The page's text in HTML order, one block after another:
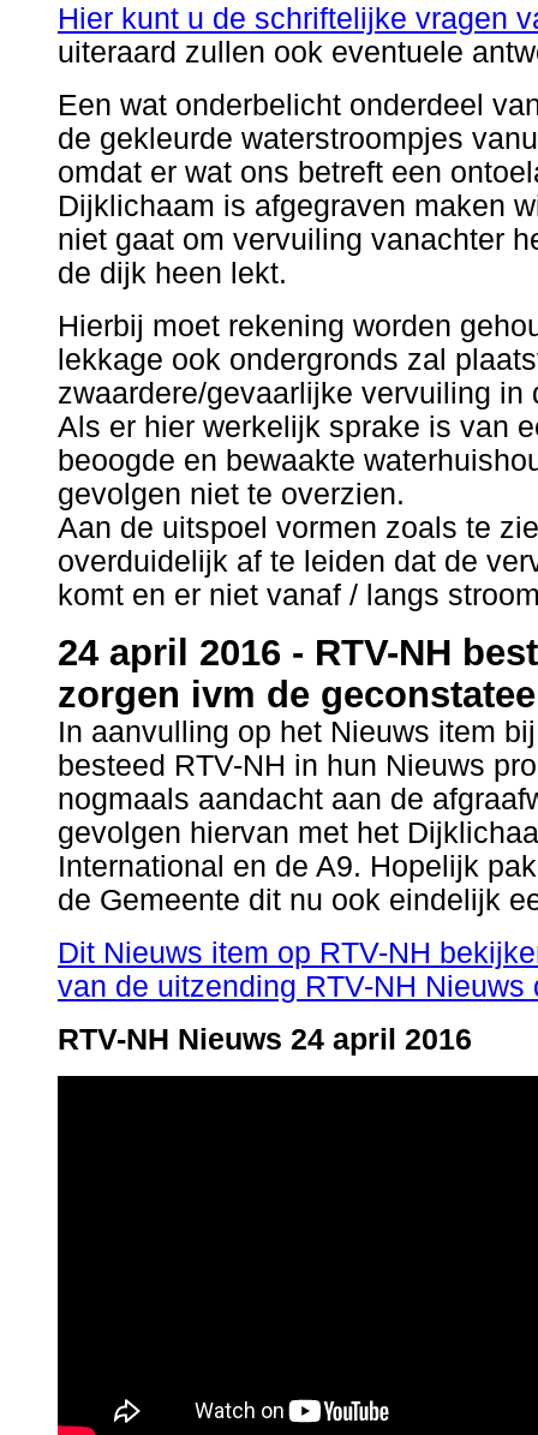
Hier kunt u de schriftelijke vragen
uiteraard zullen ook eventuele
Een wat onderbelicht onderdeel
de gekleurde waterstroompjes
omdat er wat ons betreft een
Dijklichaam is afgegraven maken
niet gaat om vervuiling vanachter
de dijk heen lekt.
Hierbij moet rekening worden
lekkage ook ondergronds zal
zwaardere/gevaarlijke vervuiling in
Als er hier werkelijk sprake is van
beoogde en bewaakte
gevolgen niet te overzien.
Aan de uitspoel vormen zoals te
overduidelijk af te leiden dat de
komt en er niet vanaf / langs
24 april 2016 - RTV-NH
zorgen ivm de
In aanvulling op het Nieuws item
besteed RTV-NH in hun Nieuws
nogmaals aandacht aan de
gevolgen hiervan met het
International en de A9. Hopelijk
de Gemeente dit nu ook eindelijk
Dit Nieuws item op RTV-NH
van de uitzending RTV-NH Nieuws
RTV-NH Nieuws 24 april 2016